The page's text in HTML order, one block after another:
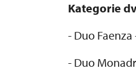
Kategorie
- Duo Faenza
- Duo